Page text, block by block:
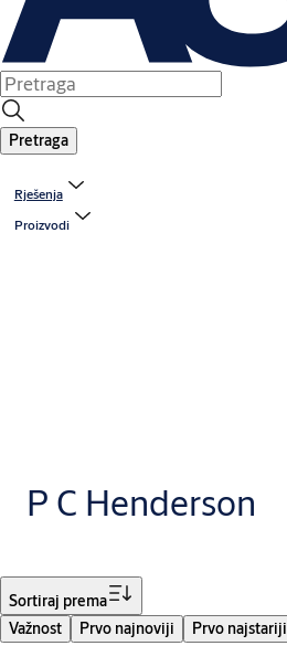
Pretraga
Rješenja
Proizvodi
P C Henderson
Sortiraj prema
Važnost
Prvo najnoviji Prvo najstariji